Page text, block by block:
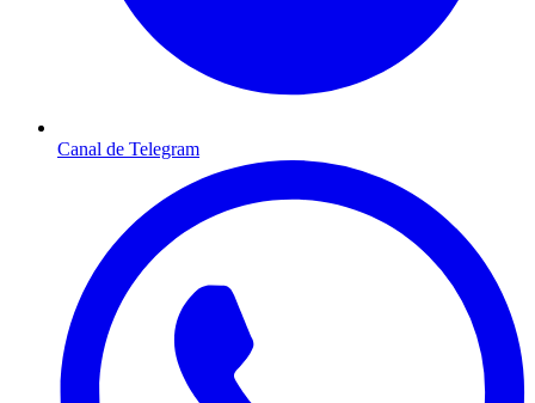
Canal de Telegram